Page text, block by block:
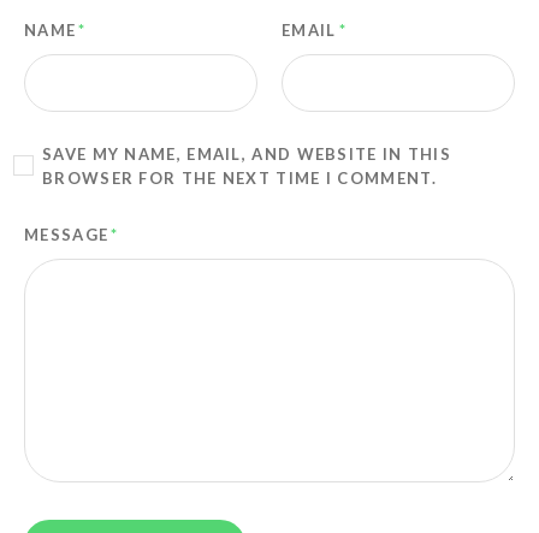
NAME * EMAIL *
SAVE MY NAME, EMAIL, AND WEBSITE IN THIS
BROWSER FOR THE NEXT TIME I COMMENT.
MESSAGE*